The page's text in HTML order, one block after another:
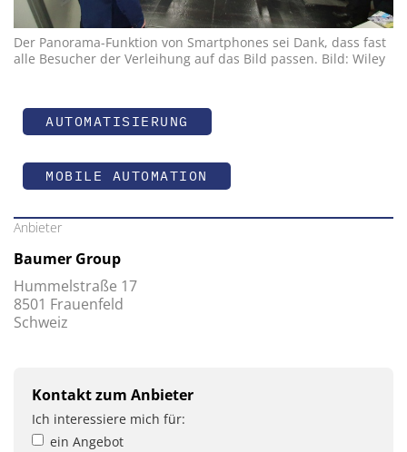
Der Panorama-Funktion von Smartphones sei Dank, dass fast
alle Besucher der Verleihung auf das Bild passen. Bild: Wiley
AUTOMATISIERUNG
MOBILE AUTOMATION
Anbieter
Baumer Group
Hummelstraße 17
8501 Frauenfeld
Schweiz
Kontakt zum Anbieter
Ich interessiere mich für:
ein Angebot